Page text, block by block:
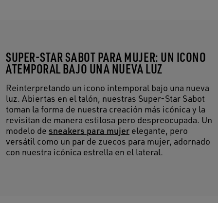
SUPER-STAR SABOT PARA MUJER: UN ICONO
ATEMPORAL BAJO UNA NUEVA LUZ
Reinterpretando un icono intemporal bajo una nueva
luz. Abiertas en el talón, nuestras Super-Star Sabot
toman la forma de nuestra creación más icónica y la
revisitan de manera estilosa pero despreocupada. Un
modelo de sneakers para mujer elegante, pero
versátil como un par de zuecos para mujer, adornado
con nuestra icónica estrella en el lateral.